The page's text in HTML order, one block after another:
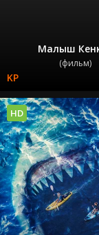
Малыш
(фильм)
HD